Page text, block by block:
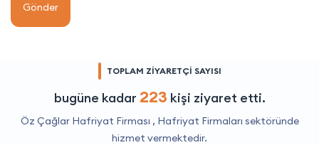
Gönder
TOPLAM ZİYARETÇİ SAYISI
bugüne kadar 223 kişi ziyaret etti.
Öz Çağlar Hafriyat Firması , Hafriyat Firmaları sektöründe
hizmet vermektedir.